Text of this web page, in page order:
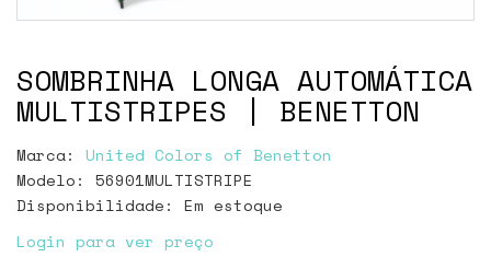
SOMBRINHA LONGA AUTOMÁTICA
MULTISTRIPES | BENETTON
Marca: United Colors of Benetton
Modelo: 56901MULTISTRIPE
Disponibilidade: Em estoque
Login para ver preço